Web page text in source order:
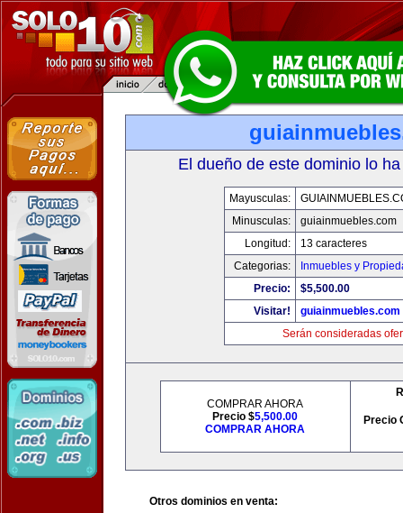
El dueño de este dominio lo
Mayusculas:
Minusculas:
guiainmuebles.com
Longitud:
13 caracteres
Categorias:
Inmuebles y
Precio:
$5,500.00
Visitar!
guiainmuebles.com
Serán consideradas
COMPRAR AHORA
Precio $5,500.00
COMPRAR AHORA
Precio
Otros dominios en venta: